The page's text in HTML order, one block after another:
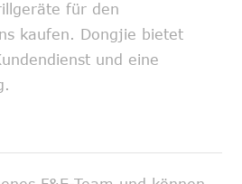
für den
kaufen. Dongjie bietet
und eine